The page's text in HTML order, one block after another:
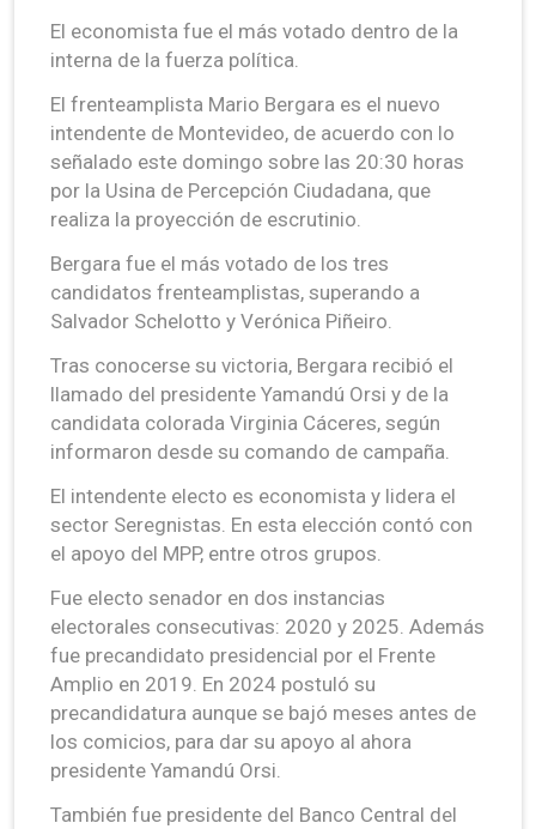
El economista fue el más votado dentro de la
interna de la fuerza política.
El frenteamplista Mario Bergara es el nuevo
intendente de Montevideo, de acuerdo con lo
señalado este domingo sobre las 20:30 horas
por la Usina de Percepción Ciudadana, que
realiza la proyección de escrutinio.
Bergara fue el más votado de los tres
candidatos frenteamplistas, superando a
Salvador Schelotto y Verónica Piñeiro.
Tras conocerse su victoria, Bergara recibió el
llamado del presidente Yamandú Orsi y de la
candidata colorada Virginia Cáceres, según
informaron desde su comando de campaña.
El intendente electo es economista y lidera el
sector Seregnistas. En esta elección contó con
el apoyo del MPP, entre otros grupos.
Fue electo senador en dos instancias
electorales consecutivas: 2020 y 2025. Además
fue precandidato presidencial por el Frente
Amplio en 2019. En 2024 postuló su
precandidatura aunque se bajó meses antes de
los comicios, para dar su apoyo al ahora
presidente Yamandú Orsi.
También fue presidente del Banco Central del